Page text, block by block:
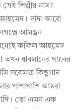
শিল্পীর নাম?
দাদা আরো
আমন্ত্রন
কফিল আহমেদ
ধাবমানের গানের
সবেমাত্র কিছুগান
পাশাপাশি আমরা
তো এমন এক